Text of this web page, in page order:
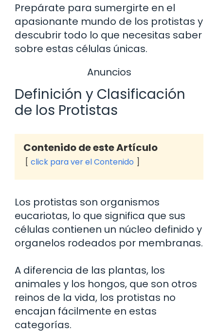
Prepárate para sumergirte en el
apasionante mundo de los protistas y
descubrir todo lo que necesitas saber
sobre estas células únicas.
Anuncios
Definición y Clasificación
de los Protistas
Contenido de este Artículo
click para ver el Contenido
Los protistas son organismos
eucariotas, lo que significa que sus
células contienen un núcleo definido y
organelos rodeados por membranas.
A diferencia de las plantas, los
animales y los hongos, que son otros
reinos de la vida, los protistas no
encajan fácilmente en estas
categorías.